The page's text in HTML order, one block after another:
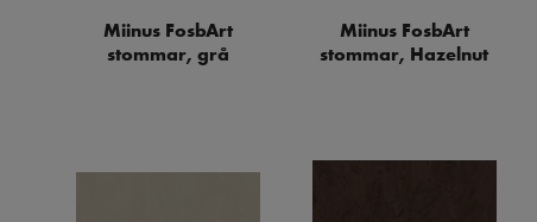
Miinus FosbArt
stommar, grå
Miinus FosbArt
stommar, Hazelnut